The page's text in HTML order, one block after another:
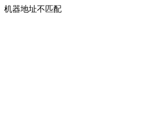
机器地址不匹配